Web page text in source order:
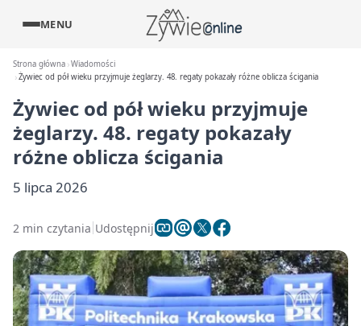
MENU
Strona główna Wiadomości
Żywiec od pół wieku przyjmuje żeglarzy. 48. regaty pokazały różne oblicza ścigania
Żywiec od pół wieku przyjmuje
żeglarzy. 48. regaty pokazały
różne oblicza ścigania
5 lipca 2026
2 min czytania Udostępnij